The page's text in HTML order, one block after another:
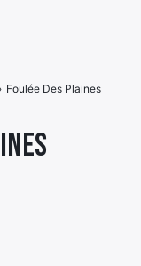
› Foulée Des Plaines